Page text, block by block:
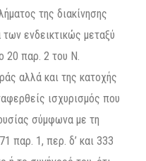
της διακίνησης
ενδεικτικώς μεταξύ
20 παρ. 2 του Ν.
αλλά και της κατοχής
ισχυρισμός που
σύμφωνα με τη
παρ. 1, περ. δ’ και 333